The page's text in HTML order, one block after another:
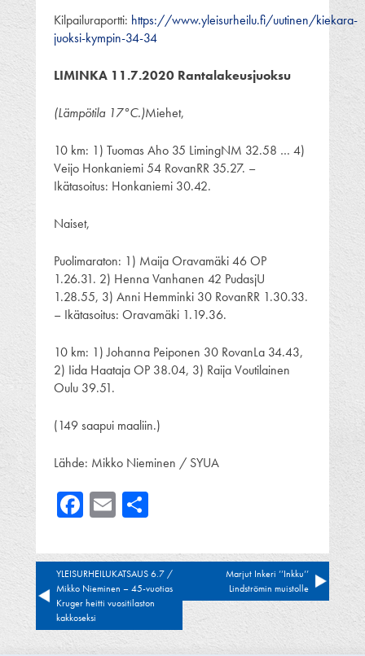
Kilpailuraportti: https://www.yleisurheilu.fi/uutinen/kiekara-
juoksi-kympin-34-34
LIMINKA 11.7.2020 Rantalakeusjuoksu
(Lämpötila 17°C.)Miehet,
10 km: 1) Tuomas Aho 35 LimingNM 32.58 … 4)
Veijo Honkaniemi 54 RovanRR 35.27. –
Ikätasoitus: Honkaniemi 30.42.
Naiset,
Puolimaraton: 1) Maija Oravamäki 46 OP
1.26.31. 2) Henna Vanhanen 42 PudasjU
1.28.55, 3) Anni Hemminki 30 RovanRR 1.30.33.
– Ikätasoitus: Oravamäki 1.19.36.
10 km: 1) Johanna Peiponen 30 RovanLa 34.43,
2) Iida Haataja OP 38.04, 3) Raija Voutilainen
Oulu 39.51.
(149 saapui maaliin.)
Lähde: Mikko Nieminen / SYUA
Facebook
Email
Artikkelien
selaus
YLEISURHEILUKATSAUS 6.7 /
Mikko Nieminen – 45-vuotias
Kruger heitti vuositilaston
kakkoseksi
Marjut Inkeri ’’Inkku’’
Lindströmin muistolle